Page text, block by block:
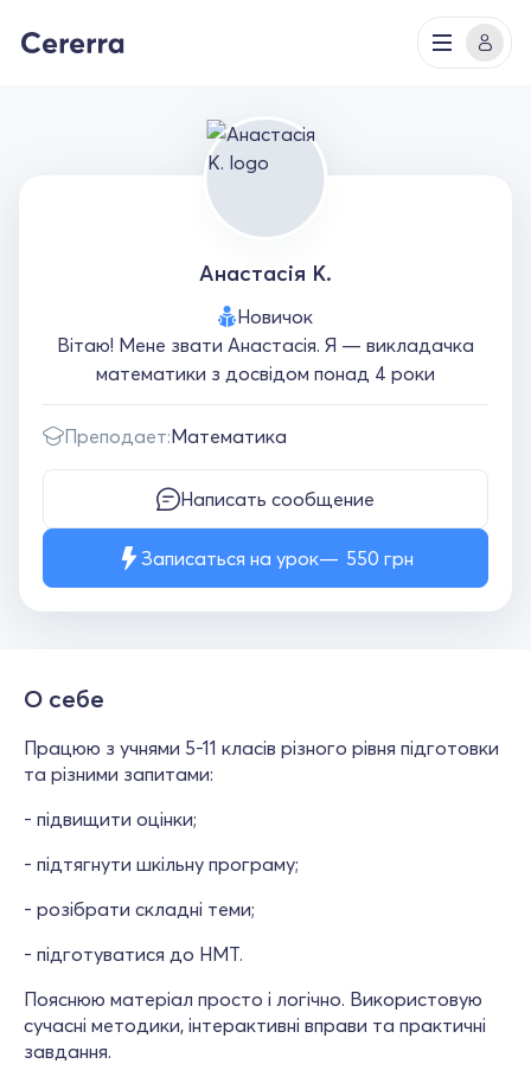
Анастасія К.
Новичок
Вітаю! Мене звати Анастасія. Я — викладачка
математики з досвідом понад 4 роки
Преподает:Математика
Написать сообщение
Записаться на урок 550 грн
О себе
Працюю з учнями 5-11 класів різного рівня підготовки
та різними запитами:
- підвищити оцінки;
- підтягнути шкільну програму;
- розібрати складні теми;
- підготуватися до НМТ.
Пояснюю матеріал просто і логічно. Використовую
сучасні методики, інтерактивні вправи та практичні
завдання.